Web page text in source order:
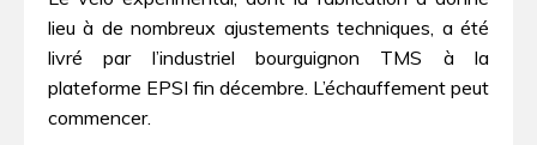
lieu à de nombreux ajustements techniques, a été
livré par l’industriel bourguignon TMS à la
plateforme EPSI fin décembre. L’échauffement peut
commencer.